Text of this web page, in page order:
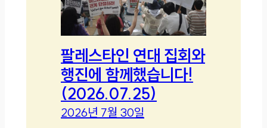
팔레스타인 연대 집회와
행진에 함께했습니다!
(2026.07.25)
2026년 7월 30일